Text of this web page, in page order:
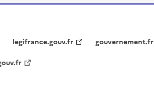
legifrance.gouv.fr
gouvernement.fr